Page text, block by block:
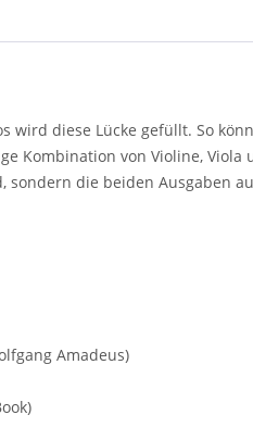
diese Lücke gefüllt. So
Kombination von Violine,
die beiden Ausgaben
Amadeus)